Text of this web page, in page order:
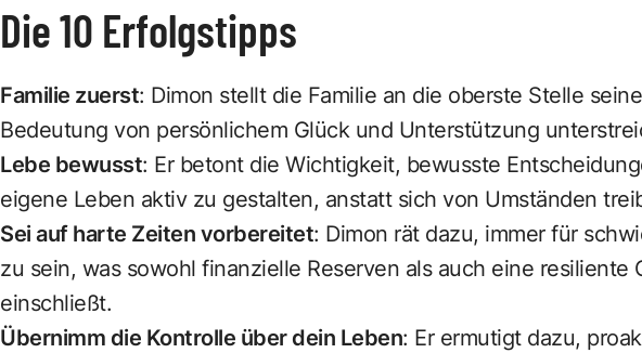
Die 10 Erfolgstipps
Familie zuerst: Dimon stellt die Familie an die oberste Stelle
Bedeutung von persönlichem Glück und Unterstützung
Lebe bewusst: Er betont die Wichtigkeit, bewusste
eigene Leben aktiv zu gestalten, anstatt sich von Umständen
Sei auf harte Zeiten vorbereitet: Dimon rät dazu, immer für
zu sein, was sowohl finanzielle Reserven als auch eine resiliente
einschließt.
Übernimm die Kontrolle über dein Leben: Er ermutigt dazu,